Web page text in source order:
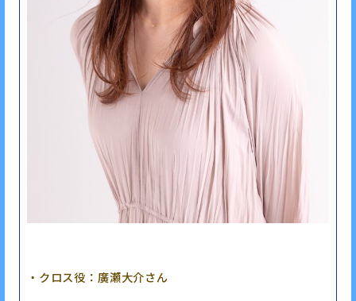
・クロス役：廣瀬大介さん